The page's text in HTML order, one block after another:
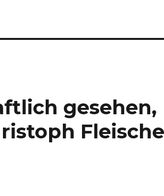
gesehen,